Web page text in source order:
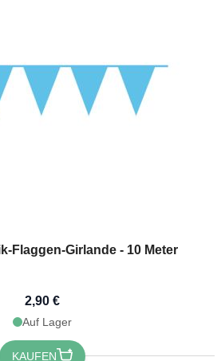
Flaggen-Girlande - 10 Meter
2,90 €
Auf Lager
KAUFEN